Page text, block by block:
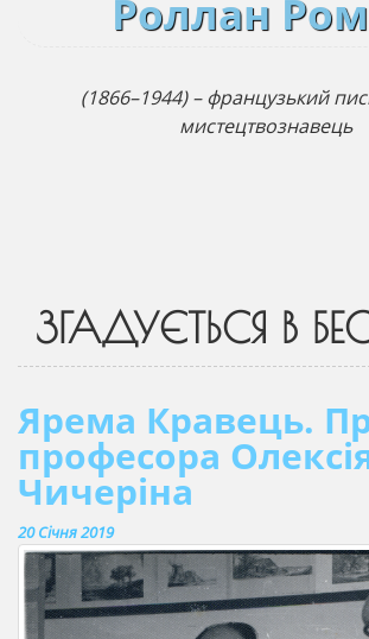
Роллан
(1866–1944) – французький
мистецтвознавець
ЗГАДУЄТЬСЯ В
Ярема Кравець.
професора
Чичеріна
20 Січня 2019